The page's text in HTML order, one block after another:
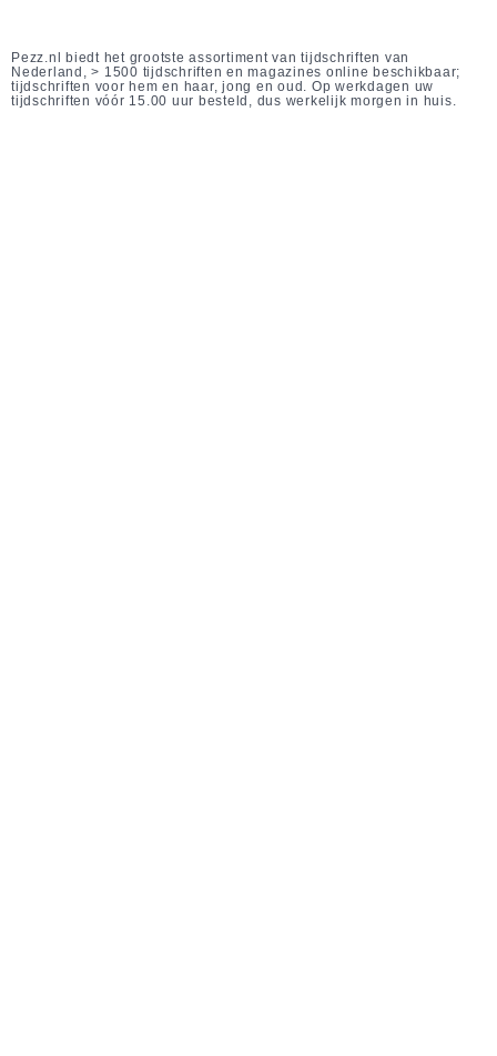
Pezz.nl biedt het grootste assortiment van tijdschriften van
Nederland, > 1500 tijdschriften en magazines online beschikbaar;
tijdschriften voor hem en haar, jong en oud. Op werkdagen uw
tijdschriften vóór 15.00 uur besteld, dus werkelijk morgen in huis.